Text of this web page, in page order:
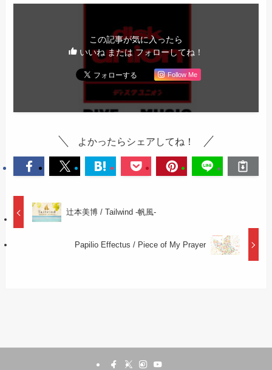
この記事が気に入ったら
いいね または フォローしてね！
Follow Me
よかったらシェアしてね！
辻本美博 / Tailwind -帆風-
Papilio Effectus / Piece of My Prayer